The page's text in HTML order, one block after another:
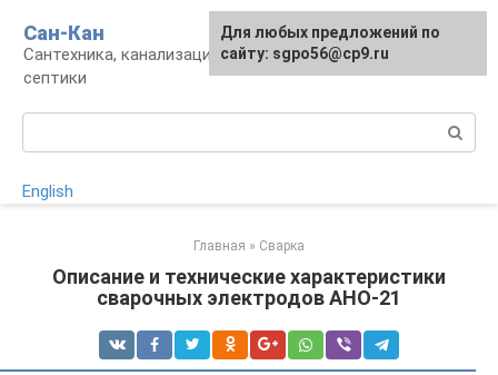
контенту
Сан-Кан
Сантехника, канализация, водопровод,
септики
English
Главная » Сварка
Описание и технические характеристики
сварочных электродов АНО-21
Для любых предложений по
сайту: sgpo56@cp9.ru